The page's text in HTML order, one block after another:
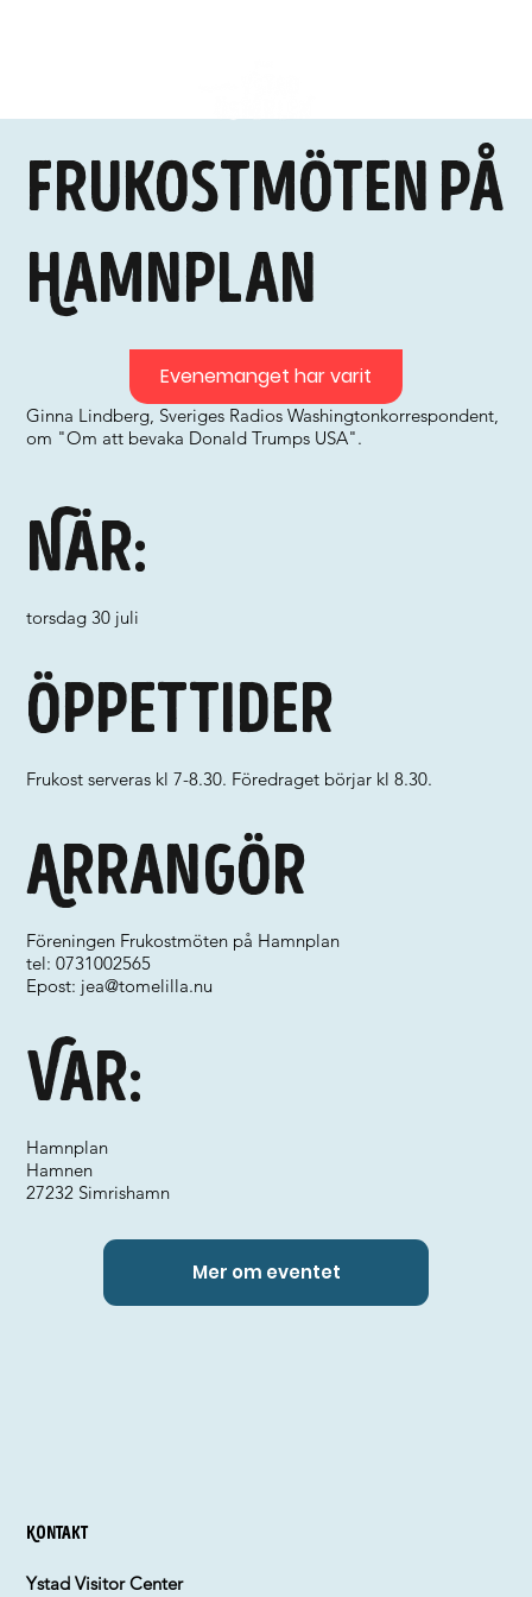
Frukostmöten på
Hamnplan
Ginna Lindberg, Sveriges Radios Washingtonkorrespondent,
om "Om att bevaka Donald Trumps USA".
När:
torsdag 30 juli
Var:
Arrangör
Föreningen Frukostmöten på Hamnplan
tel: 0731002565
Epost: jea@tomelilla.nu
Hamnplan
Hamnen
27232 Simrishamn
Öppettider
Frukost serveras kl 7-8.30. Föredraget börjar kl 8.30.
Mer om eventet
Evenemanget har varit
Kontakt
Ystad Visitor Center